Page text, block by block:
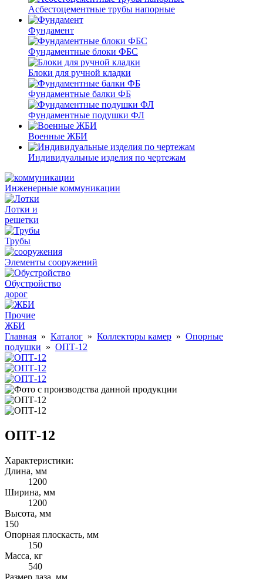
Асбестоцементные трубы напорные
Фундамент
Фундаментные блоки ФБС
Блоки для ручной кладки
Фундаментные балки ФБ
Фундаментные подушки ФЛ
Военные ЖБИ
Индивидуальные изделия по чертежам
Инженерные коммуникации
Лотки и
решетки
Трубы
Элементы сооружений
Обустройство
дорог
Прочие
ЖБИ
Главная » Каталог » Коллекторы камер » Опорные
подушки » ОПТ-12
ОПТ-12
Характеристики:
Длина, мм
1200
Ширина, мм
1200
Высота, мм
150
Опорная плоскасть, мм
150
Масса, кг
540
Размер лаза, мм